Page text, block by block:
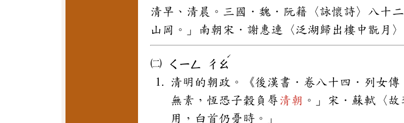
清早、清晨。三國．魏．阮籍〈詠懷詩〉八十
山岡。」南朝宋．謝惠連〈泛湖歸出樓中翫月
㈡ ㄑㄧㄥ ㄔㄠ
ˊ
清明的朝政。《後漢書．卷八十四．列女
無素，恆恐子穀負辱 清朝 。」宋．蘇軾〈
用，白首仍憂時。」